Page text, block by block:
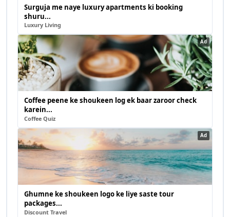
Surguja me naye luxury apartments ki booking
shuru...
Luxury Living
Ad
Coffee peene ke shoukeen log ek baar zaroor check
karein...
Coffee Quiz
Ad
Ghumne ke shoukeen logo ke liye saste tour
packages...
Discount Travel